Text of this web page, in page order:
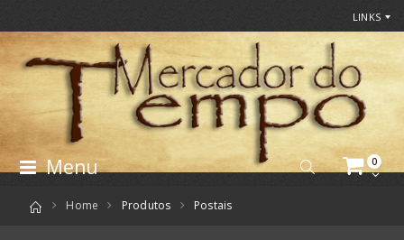
LINKS
Menu 0
Home Produtos Postais